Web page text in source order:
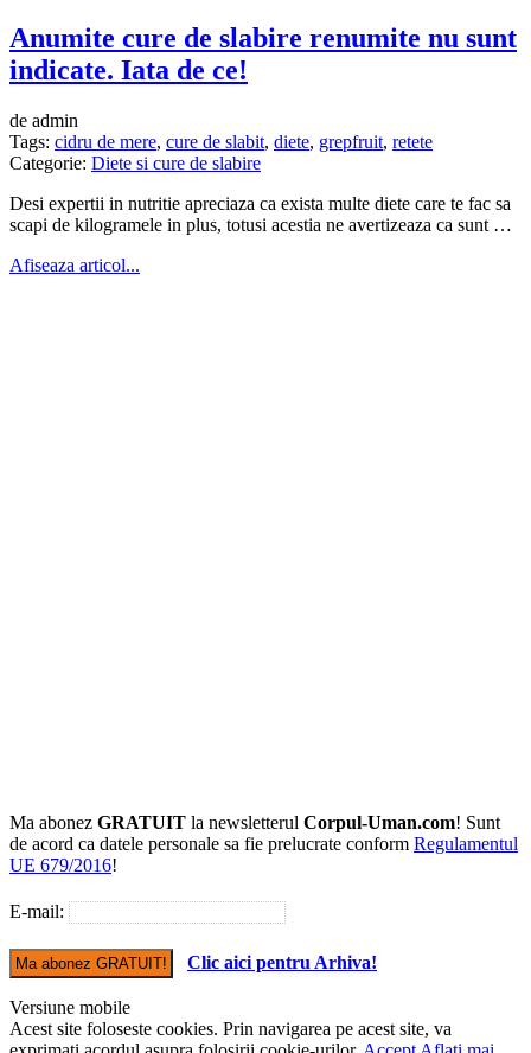
Anumite cure de slabire renumite nu sunt
indicate. Iata de ce!
de admin
Tags: cidru de mere, cure de slabit, diete, grepfruit, retete
Categorie: Diete si cure de slabire
Desi expertii in nutritie apreciaza ca exista multe diete care te fac sa
scapi de kilogramele in plus, totusi acestia ne avertizeaza ca sunt …
Afiseaza articol...
Ma abonez GRATUIT la newsletterul Corpul-Uman.com! Sunt
de acord ca datele personale sa fie prelucrate conform Regulamentul
UE 679/2016!
E-mail:
Clic aici pentru Arhiva!
Versiune mobile
Acest site foloseste cookies. Prin navigarea pe acest site, va